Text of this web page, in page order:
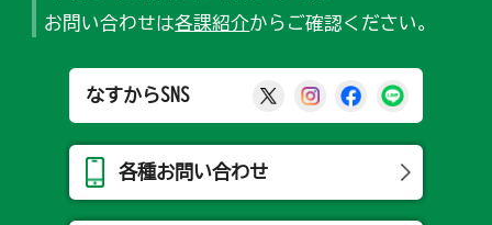
お問い合わせは各課紹介からご確認ください。
なすからSNS 那須烏山市公式X
那須烏山市公式
那須烏山市
各種お問い合わせ